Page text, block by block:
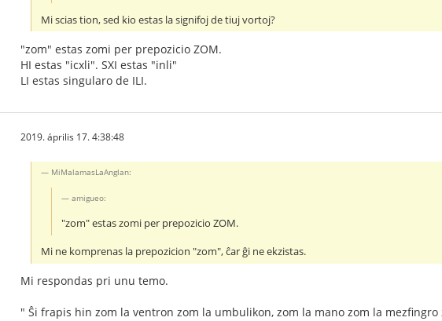
Mi scias tion, sed kio estas la signifoj de tiuj vortoj?
"zom" estas zomi per prepozicio ZOM.
HI estas "icxli". SXI estas "inli"
LI estas singularo de ILI.
2019. április 17. 4:38:48
MiMalamasLaAnglan:
amigueo:
"zom" estas zomi per prepozicio ZOM.
Mi ne komprenas la prepozicion "zom", ĉar ĝi ne ekzistas.
Mi respondas pri unu temo.
" Ŝi frapis hin zom la ventron zom la umbulikon, zom la mano zom la